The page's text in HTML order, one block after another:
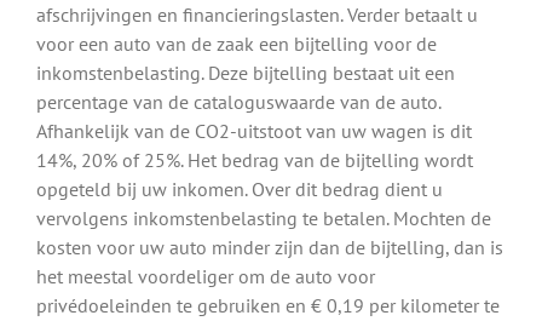
afschrijvingen en financieringslasten. Verder betaalt u
voor een auto van de zaak een bijtelling voor de
inkomstenbelasting. Deze bijtelling bestaat uit een
percentage van de cataloguswaarde van de auto.
Afhankelijk van de CO2-uitstoot van uw wagen is dit
14%, 20% of 25%. Het bedrag van de bijtelling wordt
opgeteld bij uw inkomen. Over dit bedrag dient u
vervolgens inkomstenbelasting te betalen. Mochten de
kosten voor uw auto minder zijn dan de bijtelling, dan is
het meestal voordeliger om de auto voor
privédoeleinden te gebruiken en € 0,19 per kilometer te